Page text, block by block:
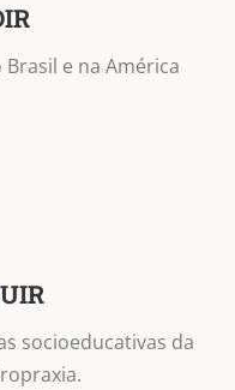
e na América
socioeducativas da